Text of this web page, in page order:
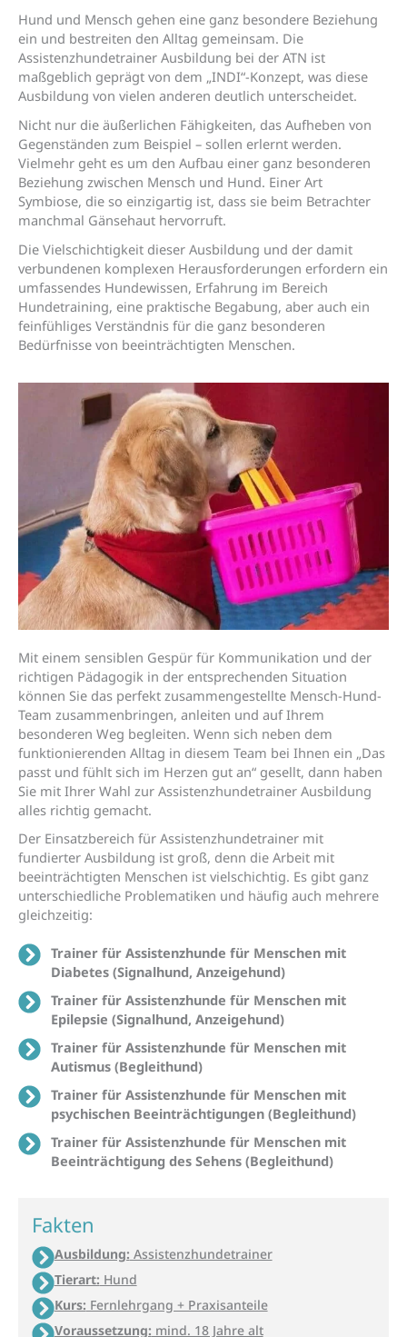
Hund und Mensch gehen eine ganz besondere Beziehung
ein und bestreiten den Alltag gemeinsam. Die
Assistenzhundetrainer Ausbildung bei der ATN ist
maßgeblich geprägt von dem „INDI“-Konzept, was diese
Ausbildung von vielen anderen deutlich unterscheidet.
Nicht nur die äußerlichen Fähigkeiten, das Aufheben von
Gegenständen zum Beispiel – sollen erlernt werden.
Vielmehr geht es um den Aufbau einer ganz besonderen
Beziehung zwischen Mensch und Hund. Einer Art
Symbiose, die so einzigartig ist, dass sie beim Betrachter
manchmal Gänsehaut hervorruft.
Die Vielschichtigkeit dieser Ausbildung und der damit
verbundenen komplexen Herausforderungen erfordern ein
umfassendes Hundewissen, Erfahrung im Bereich
Hundetraining, eine praktische Begabung, aber auch ein
feinfühliges Verständnis für die ganz besonderen
Bedürfnisse von beeinträchtigten Menschen.
Mit einem sensiblen Gespür für Kommunikation und der
richtigen Pädagogik in der entsprechenden Situation
können Sie das perfekt zusammengestellte Mensch-Hund-
Team zusammenbringen, anleiten und auf Ihrem
besonderen Weg begleiten. Wenn sich neben dem
funktionierenden Alltag in diesem Team bei Ihnen ein „Das
passt und fühlt sich im Herzen gut an“ gesellt, dann haben
Sie mit Ihrer Wahl zur Assistenzhundetrainer Ausbildung
alles richtig gemacht.
Der Einsatzbereich für Assistenzhundetrainer mit
fundierter Ausbildung ist groß, denn die Arbeit mit
beeinträchtigten Menschen ist vielschichtig. Es gibt ganz
unterschiedliche Problematiken und häufig auch mehrere
gleichzeitig:
Trainer für Assistenzhunde für Menschen mit
Diabetes (Signalhund, Anzeigehund)
Trainer für Assistenzhunde für Menschen mit
Epilepsie (Signalhund, Anzeigehund)
Trainer für Assistenzhunde für Menschen mit
Autismus (Begleithund)
Trainer für Assistenzhunde für Menschen mit
psychischen Beeinträchtigungen (Begleithund)
Trainer für Assistenzhunde für Menschen mit
Beeinträchtigung des Sehens (Begleithund)
Fakten
Ausbildung: Assistenzhundetrainer
Tierart: Hund
Kurs: Fernlehrgang + Praxisanteile
Voraussetzung: mind. 18 Jahre alt